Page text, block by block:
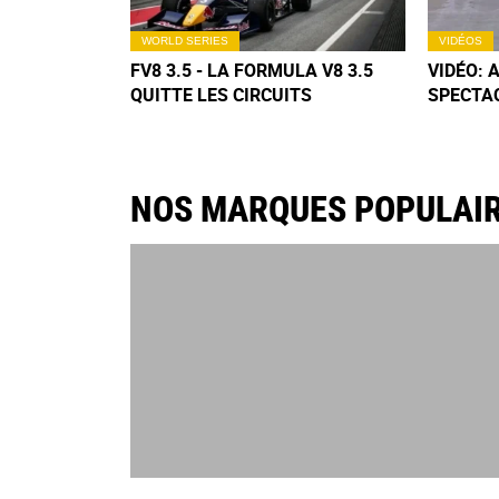
WORLD SERIES
FV8 3.5 - LA FORMULA V8 3.5
QUITTE LES CIRCUITS
VIDÉOS
VIDÉO:
NOS MARQUES